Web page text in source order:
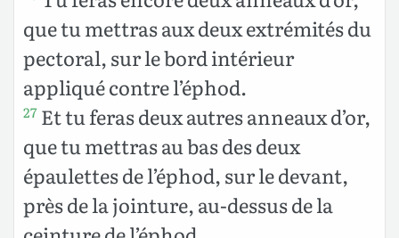
que tu mettras aux deux extrémités du
pectoral, sur le bord intérieur
appliqué contre l’éphod.
27 Et tu feras deux autres anneaux d’or,
que tu mettras au bas des deux
épaulettes de l’éphod, sur le devant,
près de la jointure, au-dessus de la